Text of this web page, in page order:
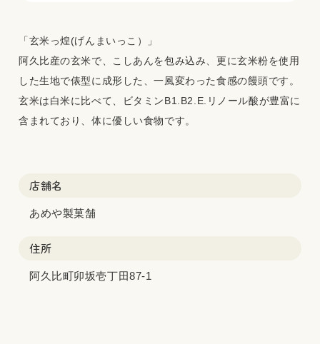
「玄米っ煌(げんまいっこ）」
阿久比産の玄米で、こしあんを包み込み、更に玄米粉を使用
した生地で俵型に成形した、一風変わった食感の饅頭です。
玄米は白米に比べて、ビタミンB1.B2.E.リノール酸が豊富に
含まれており、体に優しい食物です。
店舗名
あめや製菓舗
住所
阿久比町卯坂壱丁田87-1